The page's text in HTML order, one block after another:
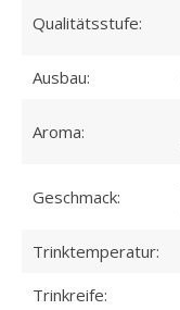
Qualitätsstufe:
Ausbau:
Aroma:
Geschmack:
Trinktemperatur:
Trinkreife: